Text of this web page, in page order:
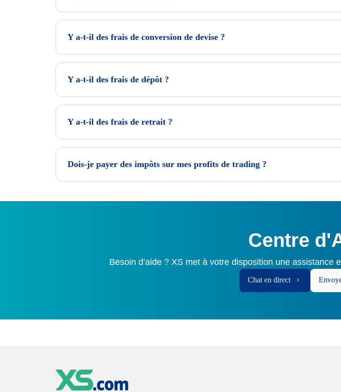
Y a-t-il des frais de conversion de devise ?
Y a-t-il des frais de dépôt ?
Y a-t-il des frais de retrait ?
Dois-je payer des impôts sur mes profits de trading ?
Centre
Besoin d’aide ? XS met à votre disposition une
Chat en direct